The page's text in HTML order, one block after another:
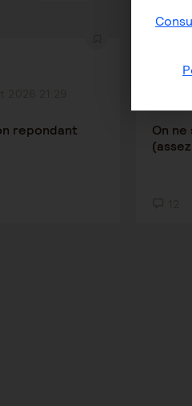
repondant
On